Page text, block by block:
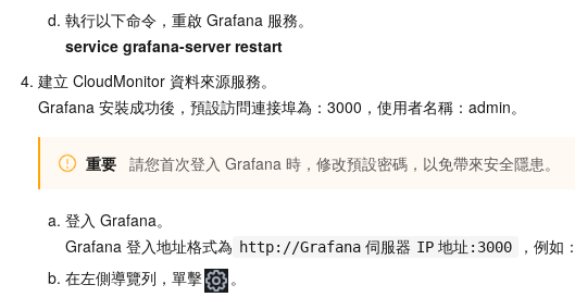
執行以下命令，重啟 Grafana 服務。
service grafana-server restart
建立 CloudMonitor 資料來源服務。
Grafana 安裝成功後，預設訪問連接埠為：3000，使用者名稱：admin。
重要 請您首次登入 Grafana 時，修改預設密碼，以免帶來安全隱患。
登入 Grafana。
Grafana 登入地址格式為 http://Grafana 伺服器 IP 地址:3000
，例如
在左側導覽列，單擊
。